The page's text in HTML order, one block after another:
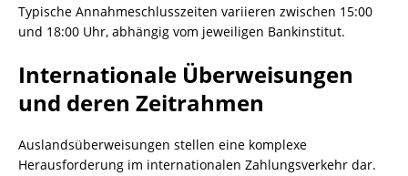
Typische Annahmeschlusszeiten variieren zwischen 15:00
und 18:00 Uhr, abhängig vom jeweiligen Bankinstitut.
Internationale Überweisungen
und deren Zeitrahmen
Auslandsüberweisungen stellen eine komplexe
Herausforderung im internationalen Zahlungsverkehr dar.